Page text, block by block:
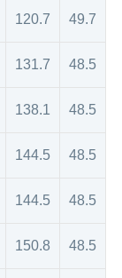
120.7 49.7
131.7 48.5
138.1 48.5
144.5 48.5
144.5 48.5
150.8 48.5